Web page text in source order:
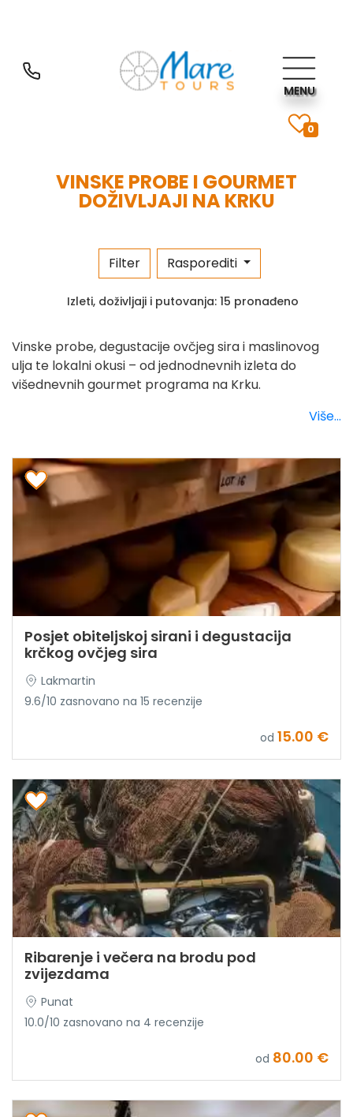
0
MENU
VINSKE PROBE I GOURMET
DOŽIVLJAJI NA KRKU
Filter Rasporediti
Izleti, doživljaji i putovanja: 15 pronađeno
Vinske probe, degustacije ovčjeg sira i maslinovog
ulja te lokalni okusi – od jednodnevnih izleta do
višednevnih gourmet programa na Krku.
Više...
Posjet obiteljskoj sirani i degustacija
krčkog ovčjeg sira
Lakmartin
9.6/10 zasnovano na 15 recenzije
od 15.00 €
Ribarenje i večera na brodu pod
zvijezdama
Punat
10.0/10 zasnovano na 4 recenzije
od 80.00 €